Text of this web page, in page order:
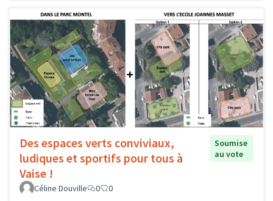
Des espaces verts conviviaux,
ludiques et sportifs pour tous à
Vaise !
Soumise
au vote
Céline Douville 0 0